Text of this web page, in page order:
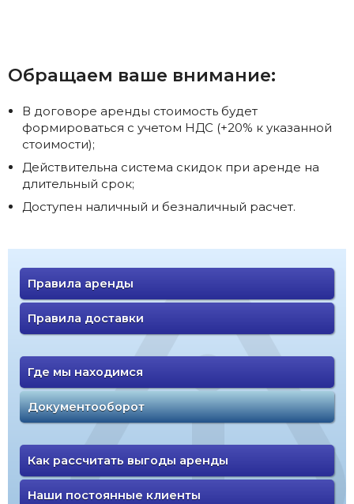
Обращаем ваше внимание:
В договоре аренды стоимость будет
формироваться с учетом НДС (+20% к указанной
стоимости);
Действительна система скидок при аренде на
длительный срок;
Доступен наличный и безналичный расчет.
Правила аренды
Правила доставки
Где мы находимся
Документооборот
Как рассчитать выгоды аренды
Наши постоянные клиенты